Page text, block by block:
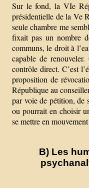
Sur le fond, la VIe
présidentielle de la Ve
seule chambre me
fixait pas un nombre
communs, le droit à
capable de
contrôle direct. C’est
proposition de
République au
par voie de pétition, de
ou pourrait en choisir
se mettre en
B) Les